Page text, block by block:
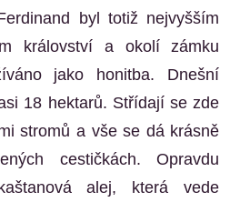
byl totiž nejvyšším
království a okolí zámku
jako honitba. Dnešní
18 hektarů. Střídají se zde
stromů a vše se dá krásně
cestičkách. Opravdu
alej, která vede